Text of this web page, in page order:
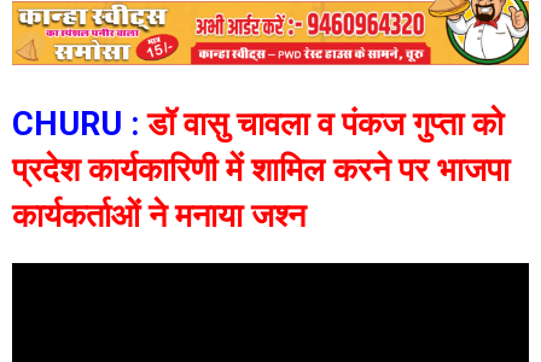
CHURU : डॉ वासु चावला व पंकज गुप्ता को
प्रदेश कार्यकारिणी में शामिल करने पर भाजपा
कार्यकर्ताओं ने मनाया जश्न